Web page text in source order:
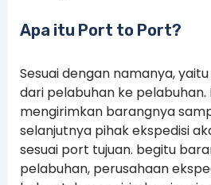
Apa itu Port to Port?
Sesuai dengan namanya,
dari pelabuhan ke pelabuhan.
mengirimkan barangnya
selanjutnya pihak ekspedisi
sesuai port tujuan. begitu
pelabuhan, perusahaan